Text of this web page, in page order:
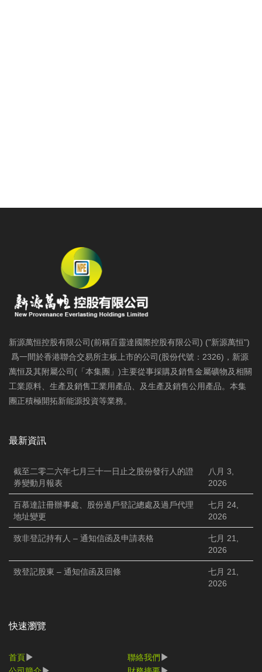
新源萬恒控股有限公司(前稱百靈達國際控股有限公司) ("新源萬恒")
爲一間於香港聯合交易所主板上市的公司(股份代號：2326)，新源
萬恒及其附屬公司(「本集團」)主要從事採購及銷售金屬礦物及相關
工業原料、生產及銷售工業用產品、及生產及銷售公用產品。本集
團正積極開拓新能源投資等業務。
最新資訊
截至二零二六年七月三十一日止之股份發行人的證
券變動月報表
八月 3,
2026
百慕達註冊辦事處、股份過戶登記總處及過戶代理
地址變更
七月 24,
2026
致非登記持有人 – 通知信函及申請表格
七月 21,
2026
致登記股東 – 通知信函及回條
七月 21,
2026
快速瀏覽
首頁
聯絡我們